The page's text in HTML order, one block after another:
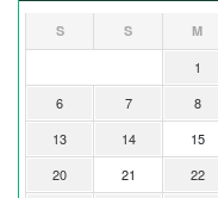
S S M
1
6
7 8
13
14 15
20
21 22